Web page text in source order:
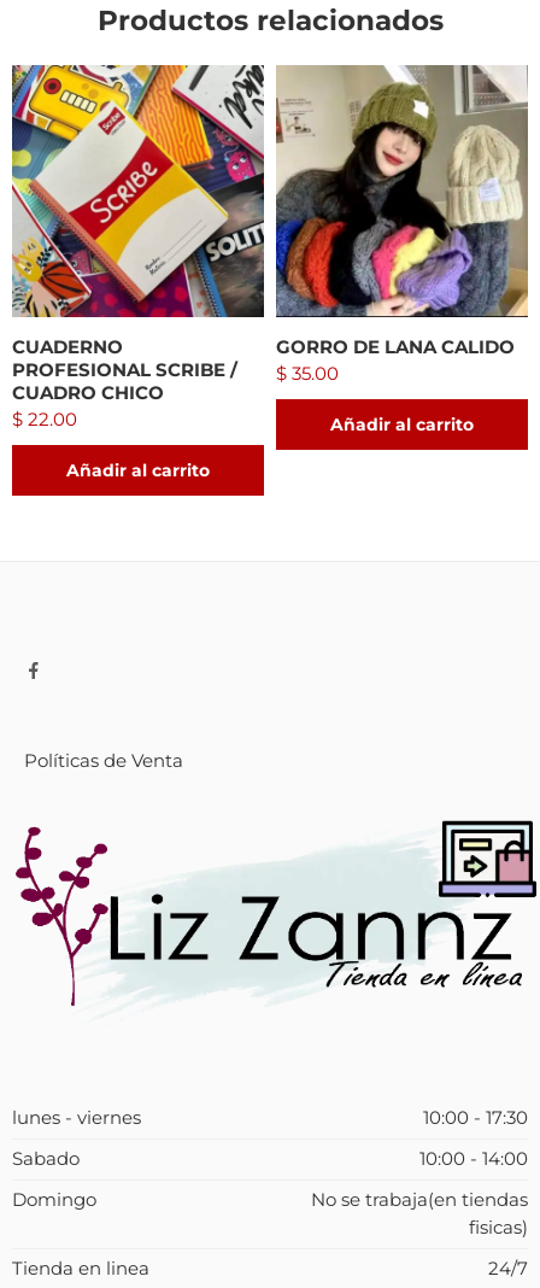
Productos relacionados
CUADERNO
PROFESIONAL SCRIBE /
CUADRO CHICO
$ 22.00
Añadir al carrito
GORRO DE LANA CALIDO
$ 35.00
Añadir al carrito
Políticas de Venta
lunes - viernes
10:00 - 17:30
Sabado
10:00 - 14:00
Domingo
No se trabaja(en tiendas
fisicas)
Tienda en linea
24/7